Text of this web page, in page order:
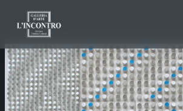
QUI SOMMES-NOU
NEWS ED EVENTS
ARTISTES ET ŒUVRES